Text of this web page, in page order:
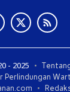
- 2025
Perlindungan